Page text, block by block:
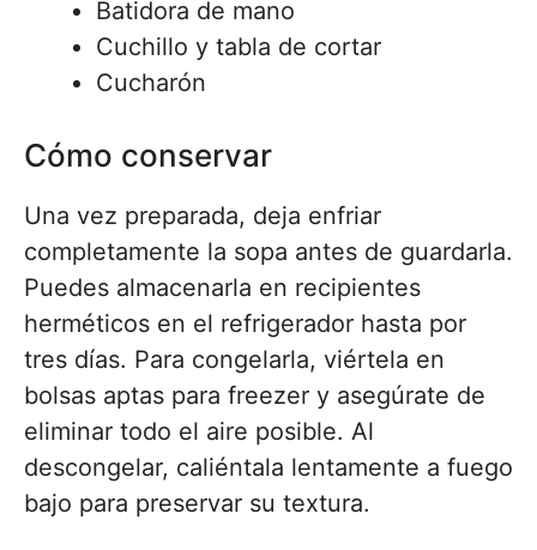
Batidora de mano
Cuchillo y tabla de cortar
Cucharón
Cómo conservar
Una vez preparada, deja enfriar
completamente la sopa antes de guardarla.
Puedes almacenarla en recipientes
herméticos en el refrigerador hasta por
tres días. Para congelarla, viértela en
bolsas aptas para freezer y asegúrate de
eliminar todo el aire posible. Al
descongelar, caliéntala lentamente a fuego
bajo para preservar su textura.